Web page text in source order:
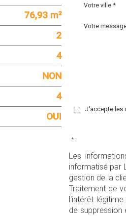
76,93 m²
2
4
NON
4
OUI
Votre ville *
Votre
J'accepte les
* :
Les
informatisé par
gestion de la
Traitement de
l'intérêt
de suppression